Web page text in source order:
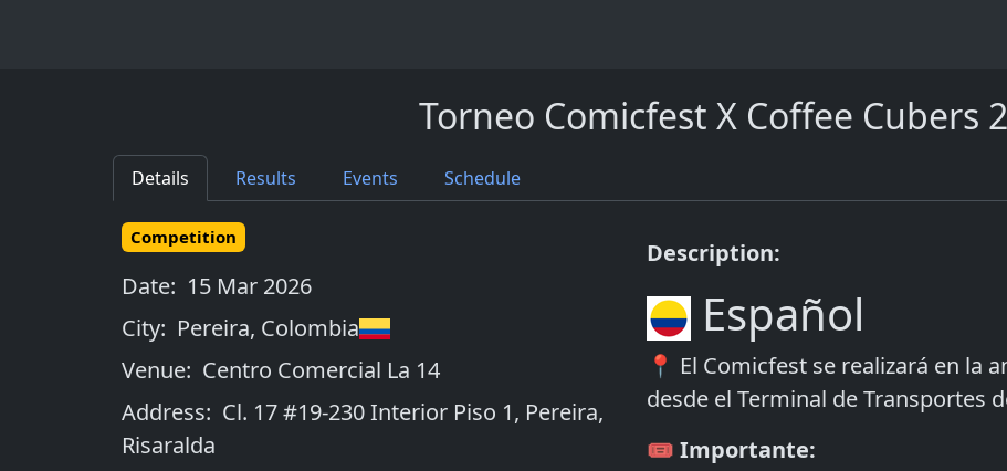
Torneo Comicfest X Coffee Cubers
Details Results Events Schedule
Competition
Date: 15 Mar 2026
City: Pereira, Colombia
Venue: Centro Comercial La 14
Address: Cl. 17 #19-230 Interior Piso 1, Pereira,
Risaralda
Description:
Español
📍 El Comicfest se realizará en la
desde el Terminal de Transportes
🎟️ Importante: